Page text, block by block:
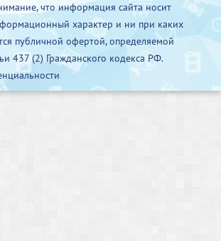
что информация сайта носит
характер и ни при каких
публичной офертой, определяемой
437 (2) Гражданского кодекса РФ.